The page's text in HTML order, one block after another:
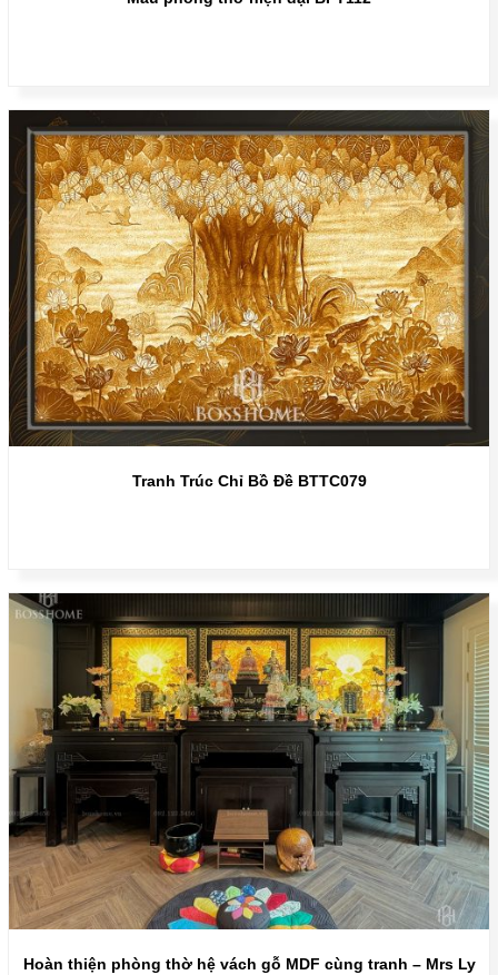
Tranh Trúc Chỉ Bồ Đề BTTC079
Hoàn thiện phòng thờ hệ vách gỗ MDF cùng tranh – Mrs Ly